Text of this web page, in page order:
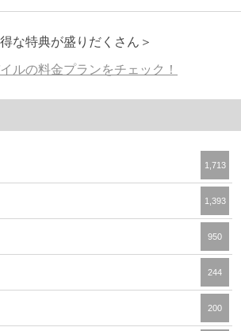
な特典が盛りだくさん＞
ルの料金プランをチェック！
1,713
1,393
950
244
200